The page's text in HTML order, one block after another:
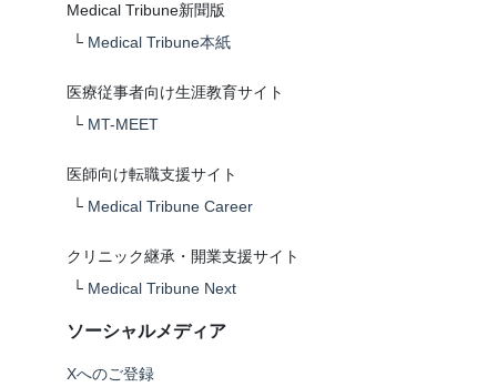
Medical Tribune新聞版
└ Medical Tribune本紙
医療従事者向け生涯教育サイト
└ MT-MEET
医師向け転職支援サイト
└ Medical Tribune Career
クリニック継承・開業支援サイト
└ Medical Tribune Next
ソーシャルメディア
Xへのご登録